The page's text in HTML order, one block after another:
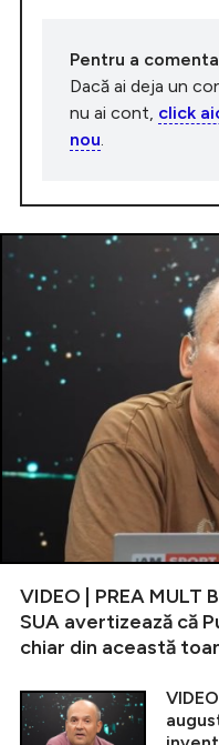
Pentru a
Dacă ai deja un
nu ai cont, click
nou
VIDEO | PREA MULT
SUA avertizează că
chiar din această